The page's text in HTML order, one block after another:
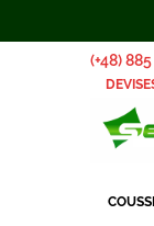
(+48)